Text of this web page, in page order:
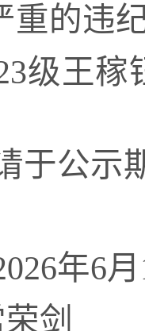
重的违
3级王稼
于公示
6年6月
剑